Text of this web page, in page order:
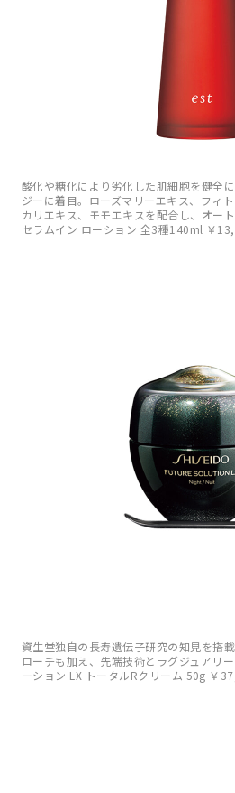
酸化や糖化により劣化した肌細胞を健全
ジーに着目。ローズマリーエキス、フィ
カリエキス、モモエキスを配合し、オー
セラムイン ローション 全3種140ml ￥
資生堂独自の長寿遺伝子研究の知見を搭
ローチも加え、先端技術とラグジュアリ
ーション LX トータルRクリーム 50g ￥